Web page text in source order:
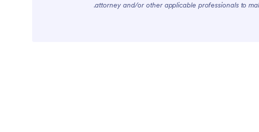
attorney and/or other applicable professionals to